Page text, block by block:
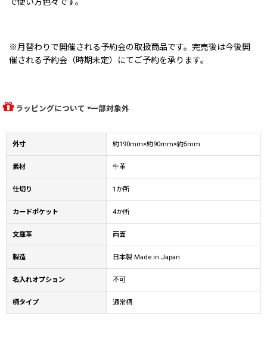
※月替わりで開催される予約会の取扱商品です。完売後は今後開
催される予約会（時期未定）にてご予約を承ります。
ラッピングについて *一部対象外
外寸 約190mm×約90mm×約5mm
素材 牛革
仕切り 1か所
カードポケット 4か所
文庫革 両面
製造 日本製 Made in Japan
名入れオプション 不可
柄タイプ 通常柄